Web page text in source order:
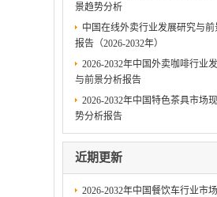
景趋势分析
中国在线外卖行业发展研究与前
报告（2026-2032年）
2026-2032年中国外卖咖啡行业
与前景分析报告
2026-2032年中国特色茶具市场
势分析报告
近期更新
2026-2032年中国餐饮车行业市